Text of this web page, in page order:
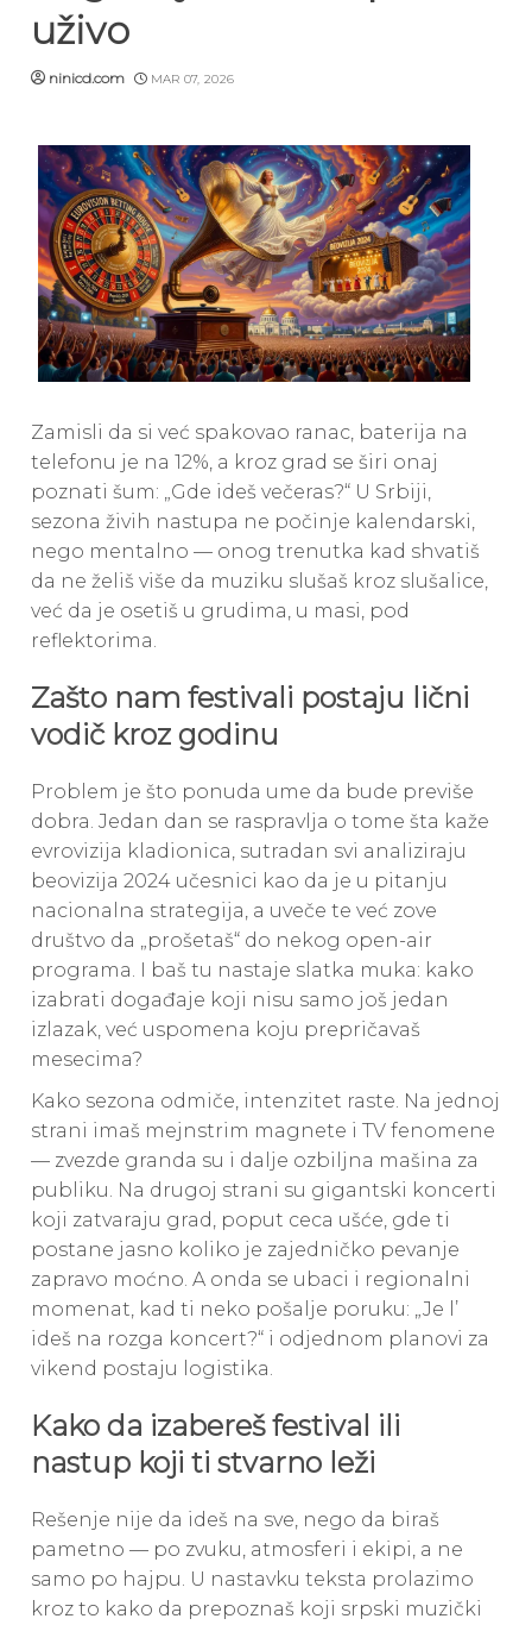
uživo
ninicd.com MAR 07, 2026
Zamisli da si već spakovao ranac, baterija na
telefonu je na 12%, a kroz grad se širi onaj
poznati šum: „Gde ideš večeras?“ U Srbiji,
sezona živih nastupa ne počinje kalendarski,
nego mentalno — onog trenutka kad shvatiš
da ne želiš više da muziku slušaš kroz slušalice,
već da je osetiš u grudima, u masi, pod
reflektorima.
Zašto nam festivali postaju lični
vodič kroz godinu
Problem je što ponuda ume da bude previše
dobra. Jedan dan se raspravlja o tome šta kaže
evrovizija kladionica, sutradan svi analiziraju
beovizija 2024 učesnici kao da je u pitanju
nacionalna strategija, a uveče te već zove
društvo da „prošetaš“ do nekog open-air
programa. I baš tu nastaje slatka muka: kako
izabrati događaje koji nisu samo još jedan
izlazak, već uspomena koju prepričavaš
mesecima?
Kako sezona odmiče, intenzitet raste. Na jednoj
strani imaš mejnstrim magnete i TV fenomene
— zvezde granda su i dalje ozbiljna mašina za
publiku. Na drugoj strani su gigantski koncerti
koji zatvaraju grad, poput ceca ušće, gde ti
postane jasno koliko je zajedničko pevanje
zapravo moćno. A onda se ubaci i regionalni
momenat, kad ti neko pošalje poruku: „Je l’
ideš na rozga koncert?“ i odjednom planovi za
vikend postaju logistika.
Kako da izabereš festival ili
nastup koji ti stvarno leži
Rešenje nije da ideš na sve, nego da biraš
pametno — po zvuku, atmosferi i ekipi, a ne
samo po hajpu. U nastavku teksta prolazimo
kroz to kako da prepoznaš koji srpski muzički